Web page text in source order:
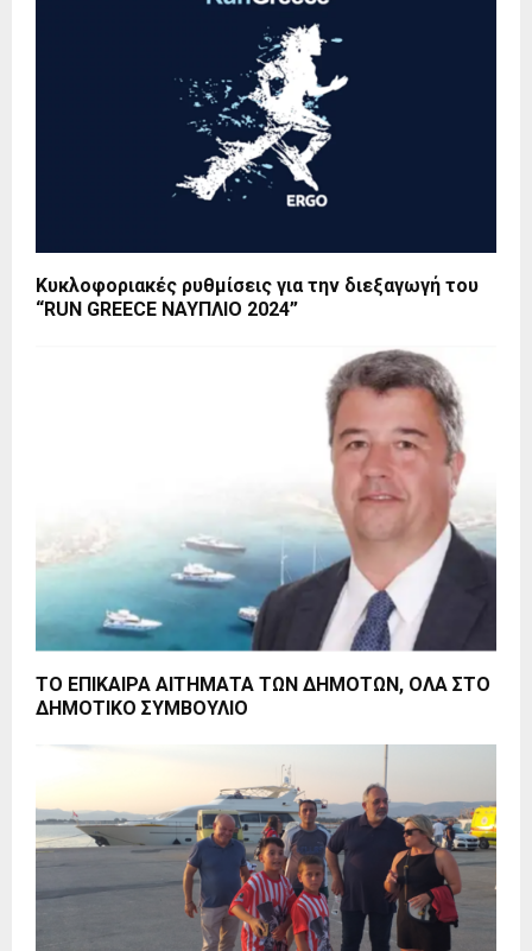
Κυκλοφοριακές ρυθμίσεις για την διεξαγωγή του
“RUN GREECE ΝΑΥΠΛΙΟ 2024”
ΤΟ ΕΠΙΚAIΡΑ ΑΙΤΗΜΑΤΑ ΤΩΝ ΔΗΜΟΤΩΝ, ΟΛΑ ΣΤΟ
ΔΗΜΟΤΙΚΟ ΣΥΜΒΟΥΛΙΟ